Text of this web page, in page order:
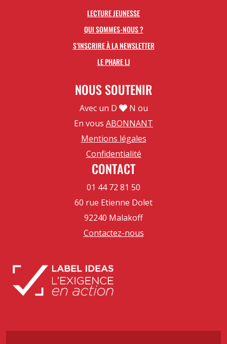
LECTURE JEUNESSE
QUI SOMMES-NOUS ?
S’INSCRIRE À LA NEWSLETTER
LE PHARE LJ
NOUS SOUTENIR
Avec un D
N ou
En vous ABONNANT
Mentions légales
Confidentialité
CONTACT
01 44 72 81 50
60 rue Etienne Dolet
92240 Malakoff
Contactez-nous